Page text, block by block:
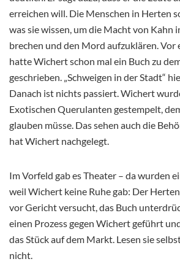
erreichen will. Die Menschen in Herten
was sie wissen, um die Macht von Kahn
brechen und den Mord aufzuklären. Vor
hatte Wichert schon mal ein Buch zu
geschrieben. „Schweigen in der Stadt“
Danach ist nichts passiert. Wichert
Exotischen Querulanten gestempelt,
glauben müsse. Das sehen auch die
hat Wichert nachgelegt.
Im Vorfeld gab es Theater – da wurden
weil Wichert keine Ruhe gab: Der
vor Gericht versucht, das Buch
einen Prozess gegen Wichert geführt
das Stück auf dem Markt. Lesen sie
nicht.